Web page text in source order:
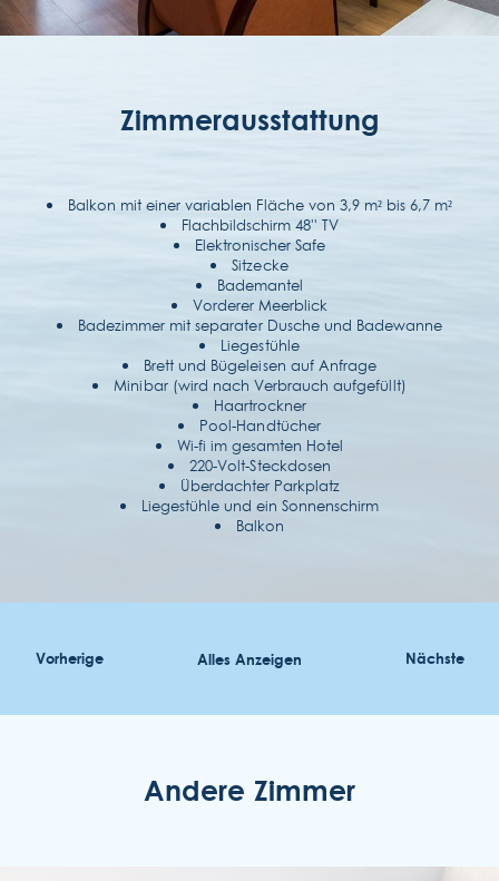
Zimmerausstattung
Balkon mit einer variablen Fläche von 3,9 m² bis 6,7 m²
Flachbildschirm 48'' TV
Elektronischer Safe
Sitzecke
Bademantel
Vorderer Meerblick
Badezimmer mit separater Dusche und Badewanne
Liegestühle
Brett und Bügeleisen auf Anfrage
Minibar (wird nach Verbrauch aufgefüllt)
Haartrockner
Pool-Handtücher
Wi-fi im gesamten Hotel
220-Volt-Steckdosen
Überdachter Parkplatz
Liegestühle und ein Sonnenschirm
Balkon
Vorherige Alles Anzeigen Nächste
Andere Zimmer